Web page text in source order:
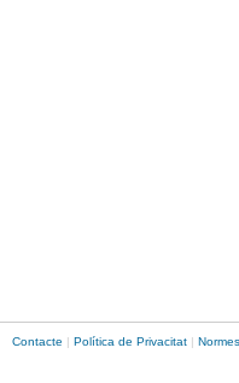
Contacte | Política de Privacitat |